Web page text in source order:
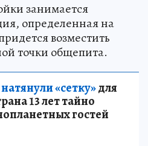
занимается
определенная на
возместить
точки общепита.
«сетку»для
13 лет тайно
гостей